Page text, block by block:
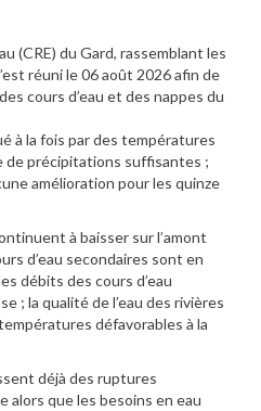
(CRE) du Gard, rassemblant les
réuni le 06 août 2026 afin de
cours d’eau et des nappes du
à la fois par des températures
de précipitations suffisantes ;
amélioration pour les quinze
à baisser sur l’amont
d’eau secondaires sont en
débits des cours d’eau
; la qualité de l’eau des rivières
défavorables à la
déjà des ruptures
alors que les besoins en eau